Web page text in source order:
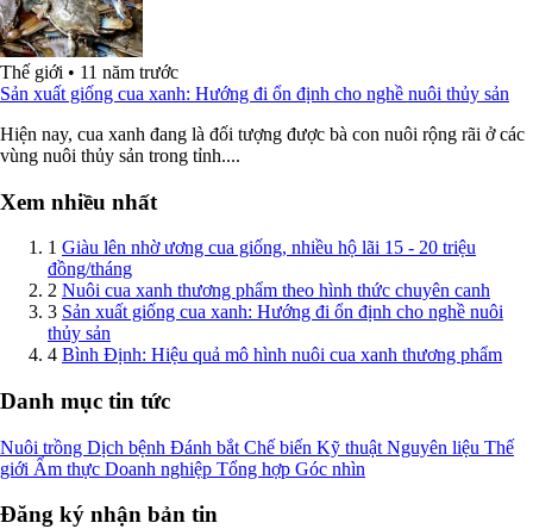
Thế giới • 11 năm trước
Sản xuất giống cua xanh: Hướng đi ổn định cho nghề nuôi thủy sản
Hiện nay, cua xanh đang là đối tượng được bà con nuôi rộng rãi ở các
vùng nuôi thủy sản trong tỉnh....
Xem nhiều nhất
1 Giàu lên nhờ ương cua giống, nhiều hộ lãi 15 - 20 triệu
đồng/tháng
2 Nuôi cua xanh thương phẩm theo hình thức chuyên canh
3 Sản xuất giống cua xanh: Hướng đi ổn định cho nghề nuôi
thủy sản
4 Bình Định: Hiệu quả mô hình nuôi cua xanh thương phẩm
Danh mục tin tức
Nuôi trồng Dịch bệnh Đánh bắt Chế biến Kỹ thuật Nguyên liệu Thế
giới Ẩm thực Doanh nghiệp Tổng hợp Góc nhìn
Đăng ký nhận bản tin